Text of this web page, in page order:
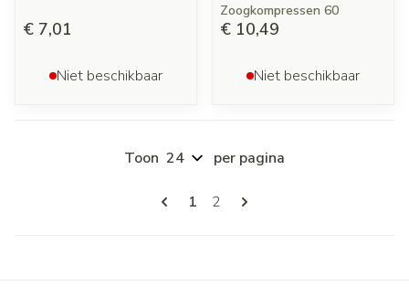
€ 7,01
Niet beschikbaar
Zoogkompressen 60
€ 10,49
Niet beschikbaar
Pagina's
U lees momenteel pagina
1 Pagina
2
Toon per pagina